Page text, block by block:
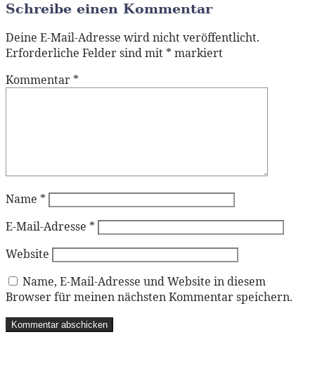
Schreibe einen Kommentar
Deine E-Mail-Adresse wird nicht veröffentlicht.
Erforderliche Felder sind mit * markiert
Kommentar *
Name *
E-Mail-Adresse *
Website
Name, E-Mail-Adresse und Website in diesem
Browser für meinen nächsten Kommentar speichern.